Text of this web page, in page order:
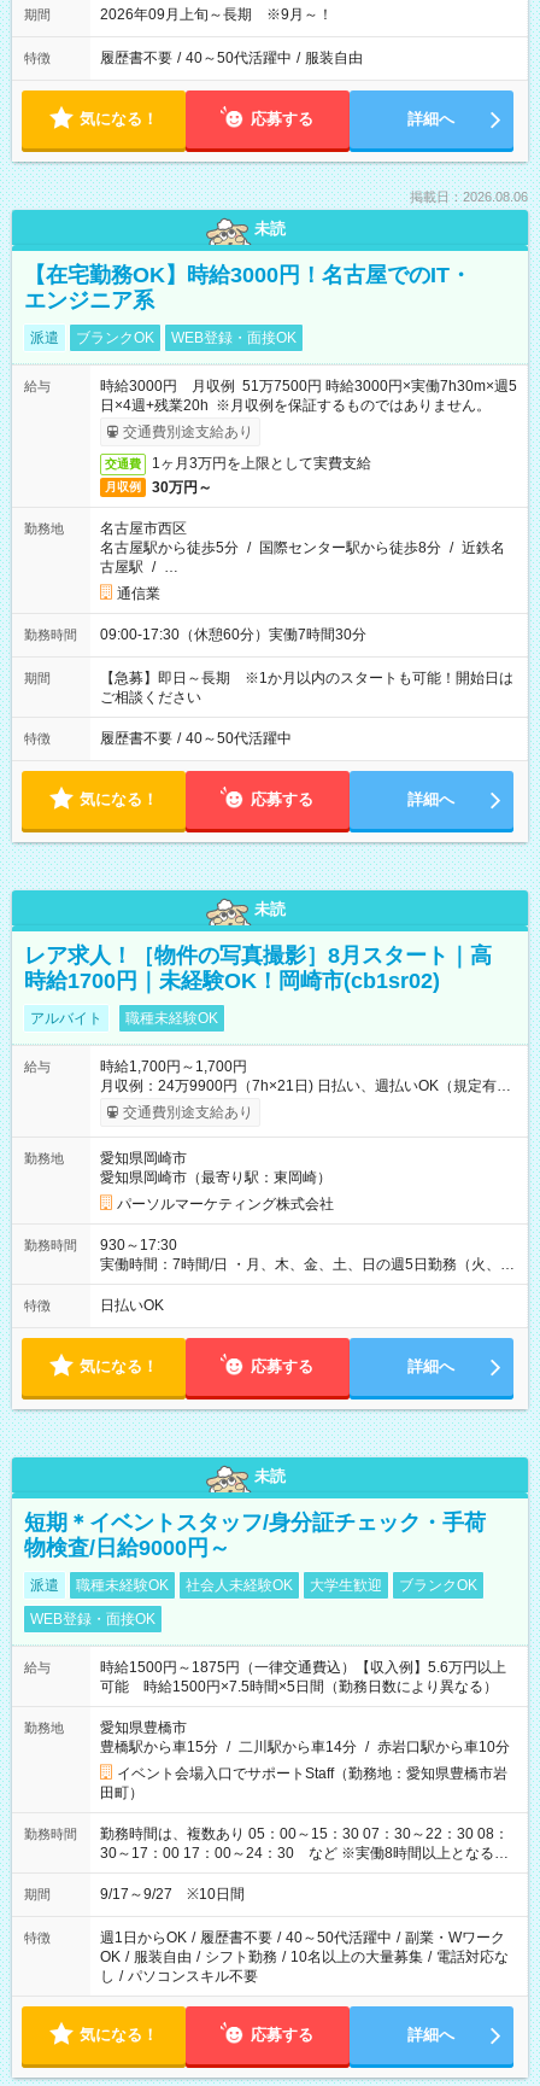
期間 2026年09月上旬～長期 ※9月～！
特徴 履歴書不要 / 40～50代活躍中 / 服装自由
気になる！ 応募する 詳細へ
掲載日：2026.08.06
未読
【在宅勤務OK】時給3000円！名古屋でのIT・
エンジニア系
派遣 ブランクOK WEB登録・面接OK
給与
時給3000円 月収例 51万7500円 時給3000円×実働7h30m×週5
日×4週+残業20h ※月収例を保証するものではありません。
交通費別途支給あり
交通費 1ヶ月3万円を上限として実費支給
月収例 30万円～
勤務地
名古屋市西区
名古屋駅から徒歩5分 / 国際センター駅から徒歩8分 / 近鉄名
古屋駅 / …
通信業
勤務時間 09:00-17:30（休憩60分）実働7時間30分
期間
【急募】即日～長期 ※1か月以内のスタートも可能！開始日は
ご相談ください
特徴 履歴書不要 / 40～50代活躍中
気になる！ 応募する 詳細へ
未読
レア求人！［物件の写真撮影］8月スタート｜高
時給1700円｜未経験OK！岡崎市(cb1sr02)
アルバイト 職種未経験OK
給与
時給1,700円～1,700円
月収例：24万9900円（7h×21日) 日払い、週払いOK（規定有
り） 【試用期間】試用期間なし
交通費別途支給あり
勤務地
愛知県岡崎市
愛知県岡崎市（最寄り駅：東岡崎）
パーソルマーケティング株式会社
勤務時間
930～17:30
実働時間：7時間/日 ・月、木、金、土、日の週5日勤務（火、水
は固定休です／夏季、年末年始等、長期休暇有り！） ・ワンシ
フト！ 残業ほぼナシ（0～5h/月）
特徴 日払いOK
気になる！ 応募する 詳細へ
未読
短期＊イベントスタッフ/身分証チェック・手荷
物検査/日給9000円～
派遣 職種未経験OK 社会人未経験OK 大学生歓迎
ブランクOK
WEB登録・面接OK
給与
時給1500円～1875円（一律交通費込）【収入例】5.6万円以上
可能 時給1500円×7.5時間×5日間（勤務日数により異なる）
勤務地
愛知県豊橋市
豊橋駅から車15分 / 二川駅から車14分 / 赤岩口駅から車10分
イベント会場入口でサポートStaff（勤務地：愛知県豊橋市岩
田町）
勤務時間
勤務時間は、複数あり 05：00～15：30 07：30～22：30 08：
30～17：00 17：00～24：30 など ※実働8時間以上となる勤
務もあります。 【休憩】60分+他休憩あり 交替で取得します。
安全面に配慮しこまめな休憩があります。
期間 9/17～9/27 ※10日間
特徴 週1日からOK / 履歴書不要 / 40～50代活躍中 / 副業・Wワーク
OK / 服装自由 / シフト勤務 / 10名以上の大量募集 / 電話対応な
し / パソコンスキル不要
気になる！ 応募する 詳細へ